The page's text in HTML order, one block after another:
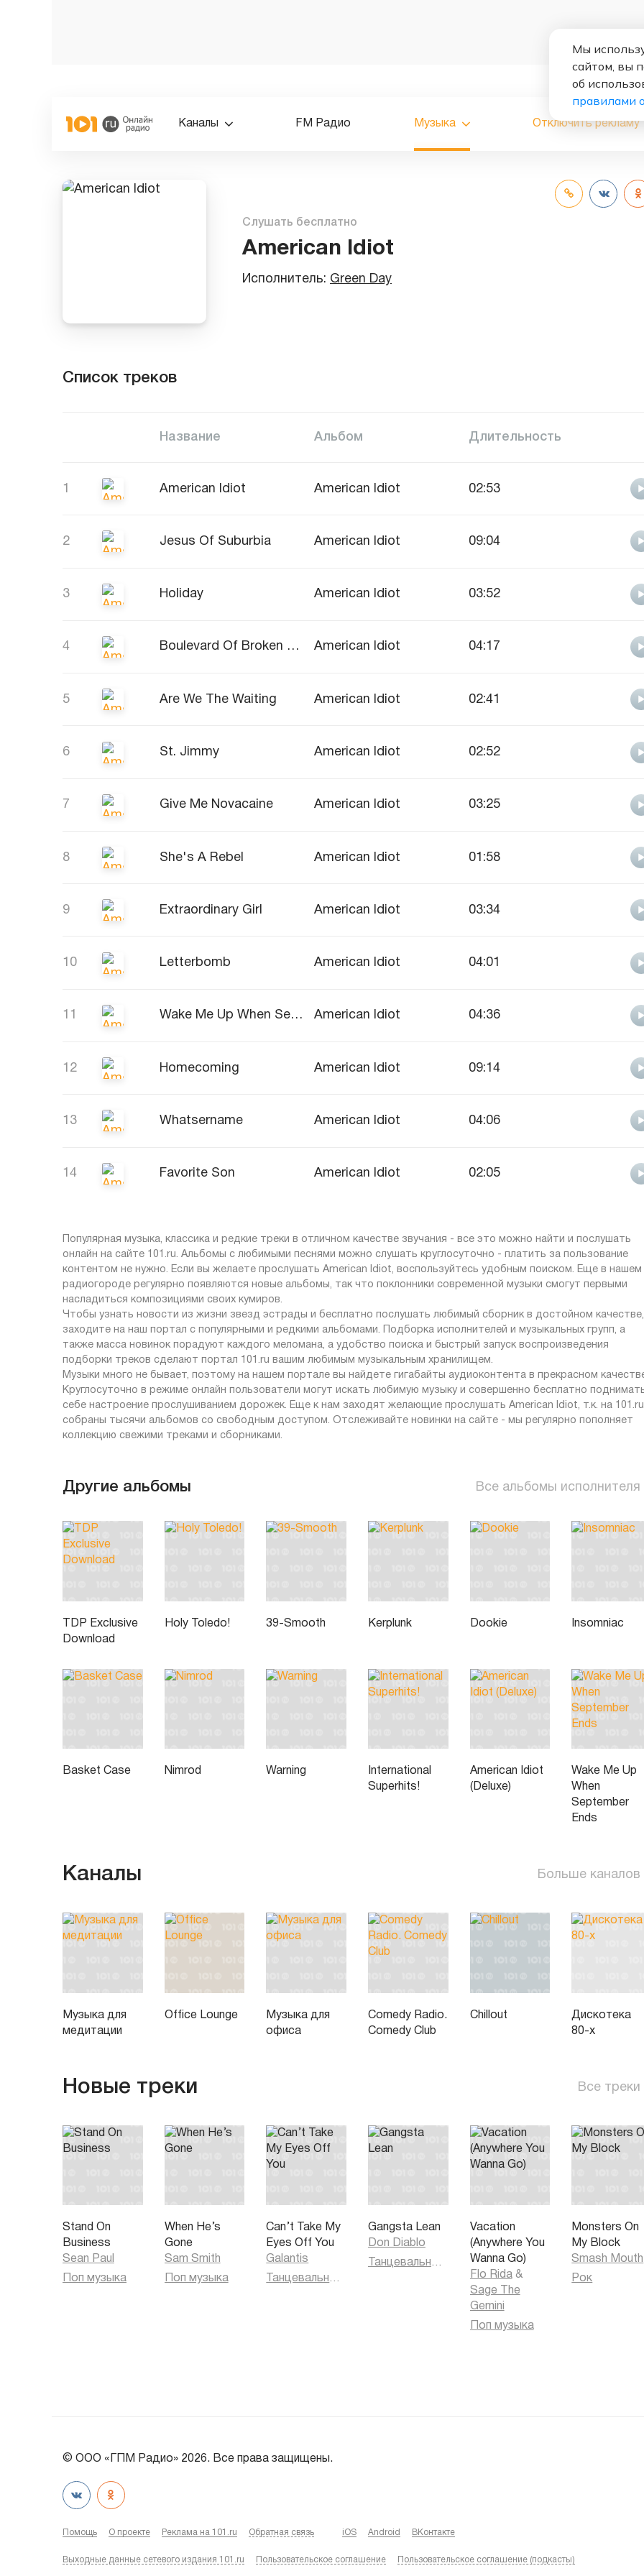
Каналы FM Радио Музыка Отключить рекламу
Слушать бесплатно
American Idiot
Исполнитель: Green Day
Список треков
Название Альбом Длительность
1 American Idiot American Idiot 02:53
2 Jesus Of Suburbia American Idiot 09:04
3 Holiday American Idiot 03:52
4 Boulevard Of Broken Dreams American Idiot 04:17
5 Are We The Waiting American Idiot 02:41
6 St. Jimmy American Idiot 02:52
7 Give Me Novacaine American Idiot 03:25
8 She's A Rebel American Idiot 01:58
9 Extraordinary Girl American Idiot 03:34
10 Letterbomb American Idiot 04:01
11 Wake Me Up When September Ends American Idiot 04:36
12 Homecoming American Idiot 09:14
13 Whatsername American Idiot 04:06
14 Favorite Son American Idiot 02:05
Популярная музыка, классика и редкие треки в отличном качестве звучания - все это можно найти и послушать
онлайн на сайте 101.ru. Альбомы с любимыми песнями можно слушать круглосуточно - платить за пользование
контентом не нужно. Если вы желаете прослушать American Idiot, воспользуйтесь удобным поиском. Еще в нашем
радиогороде регулярно появляются новые альбомы, так что поклонники современной музыки смогут первыми
насладиться композициями своих кумиров.
Чтобы узнать новости из жизни звезд эстрады и бесплатно послушать любимый сборник в достойном качестве,
заходите на наш портал с популярными и редкими альбомами. Подборка исполнителей и музыкальных групп, а
также масса новинок порадуют каждого меломана, а удобство поиска и быстрый запуск воспроизведения
подборки треков сделают портал 101.ru вашим любимым музыкальным хранилищем.
Музыки много не бывает, поэтому на нашем портале вы найдете гигабайты аудиоконтента в прекрасном
Круглосуточно в режиме онлайн пользователи могут искать любимую музыку и совершенно бесплатно
себе настроение прослушиванием дорожек. Еще к нам заходят желающие прослушать American Idiot, т.к. на 101.ru
собраны тысячи альбомов со свободным доступом. Отслеживайте новинки на сайте - мы регулярно пополняет
коллекцию свежими треками и сборниками.
Другие альбомы Все альбомы исполнителя
TDP Exclusive
Download
Holy Toledo! 39-Smooth Kerplunk Dookie Insomniac
Basket Case Nimrod Warning
International
Superhits!
American Idiot
(Deluxe)
Wake Me Up
When
September
Ends
Каналы Больше каналов
Музыка для
медитации
Office Lounge
Музыка для
офиса
Comedy Radio.
Comedy Club
Chillout
Дискотека
80-х
Новые треки Все треки
Stand On
Business
Sean Paul
Поп музыка
When He’s
Gone
Sam Smith
Поп музыка
Can’t Take My
Eyes Off You
Galantis
Танцевальная музыка
Gangsta Lean
Don Diablo
Танцевальная музыка
Vacation
(Anywhere You
Wanna Go)
Flo Rida &
Sage The
Gemini
Поп музыка
Monsters On
My Block
Smash Mouth
Рок
© ООО «ГПМ Радио» 2026. Все права защищены.
Помощь О проекте Реклама на 101.ru Обратная связь iOS Android ВКонтакте
Выходные данные сетевого издания 101.ru Пользовательское соглашение Пользовательское соглашение (подкасты)
Мы
сайтом, вы
об
правилами